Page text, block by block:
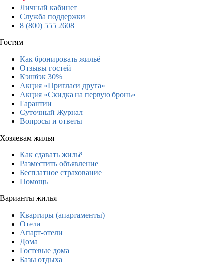
Личный кабинет
Служба поддержки
8 (800) 555 2608
Гостям
Как бронировать жильё
Отзывы гостей
Кэшбэк 30%
Акция «Пригласи друга»
Акция «Скидка на первую бронь»
Гарантии
Суточный Журнал
Вопросы и ответы
Хозяевам жилья
Как сдавать жильё
Разместить объявление
Бесплатное страхование
Помощь
Варианты жилья
Квартиры (апартаменты)
Отели
Апарт-отели
Дома
Гостевые дома
Базы отдыха